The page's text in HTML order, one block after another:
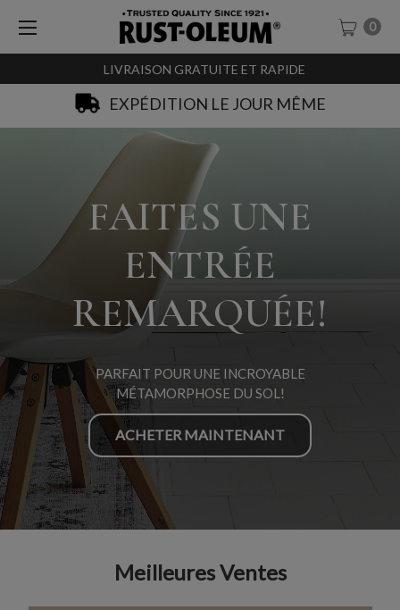
LIVRAISON GRATUITE ET RAPIDE
0
SACHET-TESTEURS À 0,99€
FAITES UNE
ENTRÉE
REMARQUÉE!
PARFAIT POUR UNE INCROYABLE
MÉTAMORPHOSE DU SOL!
ACHETER MAINTENANT
Meilleures Ventes